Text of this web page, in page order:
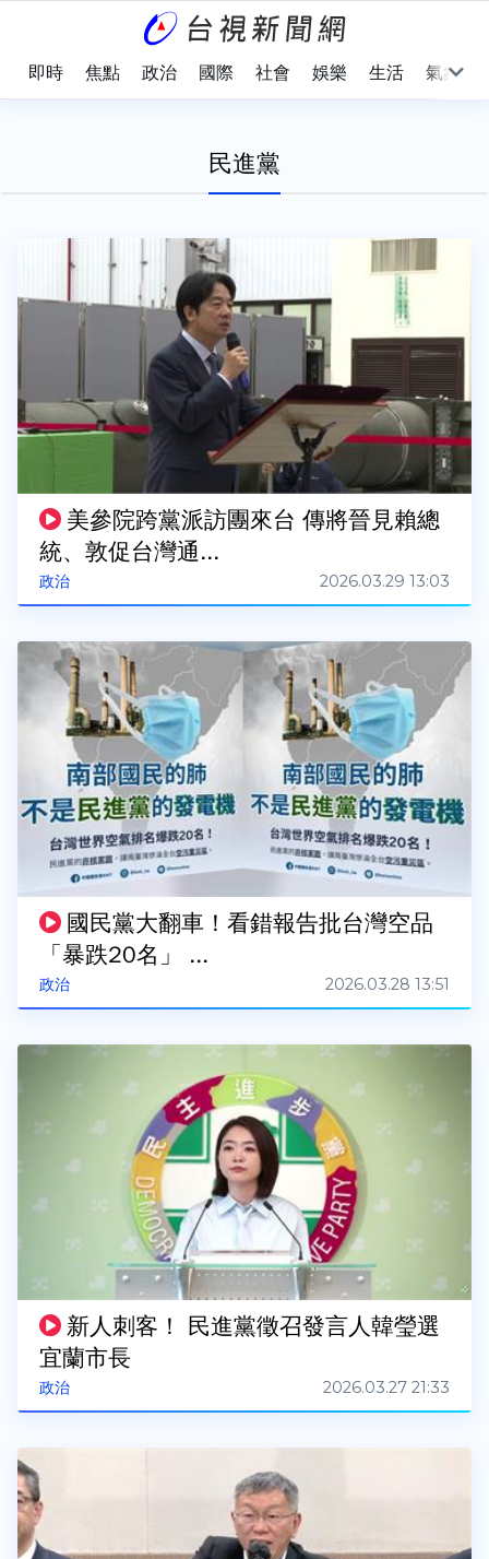
即時 焦點 政治 國際 社會 娛樂 生活 氣象
民進黨
政治
美參院跨黨派訪團來台 傳將晉見賴總
統、敦促台灣通...
2026.03.29 13:03
政治
國民黨大翻車！看錯報告批台灣空品
「暴跌20名」 ...
2026.03.28 13:51
政治
新人刺客！ 民進黨徵召發言人韓瑩選
宜蘭市長
2026.03.27 21:33